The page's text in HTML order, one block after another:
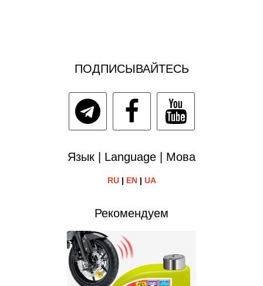
ПОДПИСЫВАЙТЕСЬ
Язык | Language | Мова
RU| EN| UA
Рекомендуем